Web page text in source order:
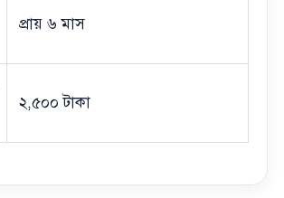
প্রায় ৬ মাস
২,৫০০ টাকা